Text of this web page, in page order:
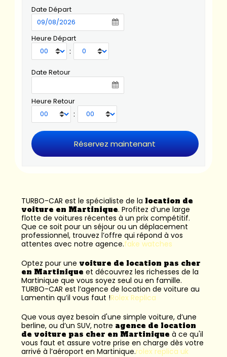
Date Départ
Heure Départ
:
Date Retour
Heure Retour
:
TURBO-CAR est le spécialiste de la location de
voiture en Martinique. Profitez d’une large
flotte de voitures récentes à un prix compétitif.
Que ce soit pour un séjour ou un déplacement
professionnel, trouvez l’offre qui répond à vos
attentes avec notre agence.fake watches
Optez pour une voiture de location pas cher
en Martinique et découvrez les richesses de la
Martinique que vous soyez seul ou en famille.
TURBO-CAR est l’agence de location de voiture au
Lamentin qu’il vous faut !Rolex Replica
Que vous ayez besoin d'une simple voiture, d’une
berline, ou d’un SUV, notre agence de location
de voiture pas cher en Martinique à ce qu'il
vous faut et assure votre prise en charge dès votre
arrivé à l’aéroport en Martinique.rolex replica uk